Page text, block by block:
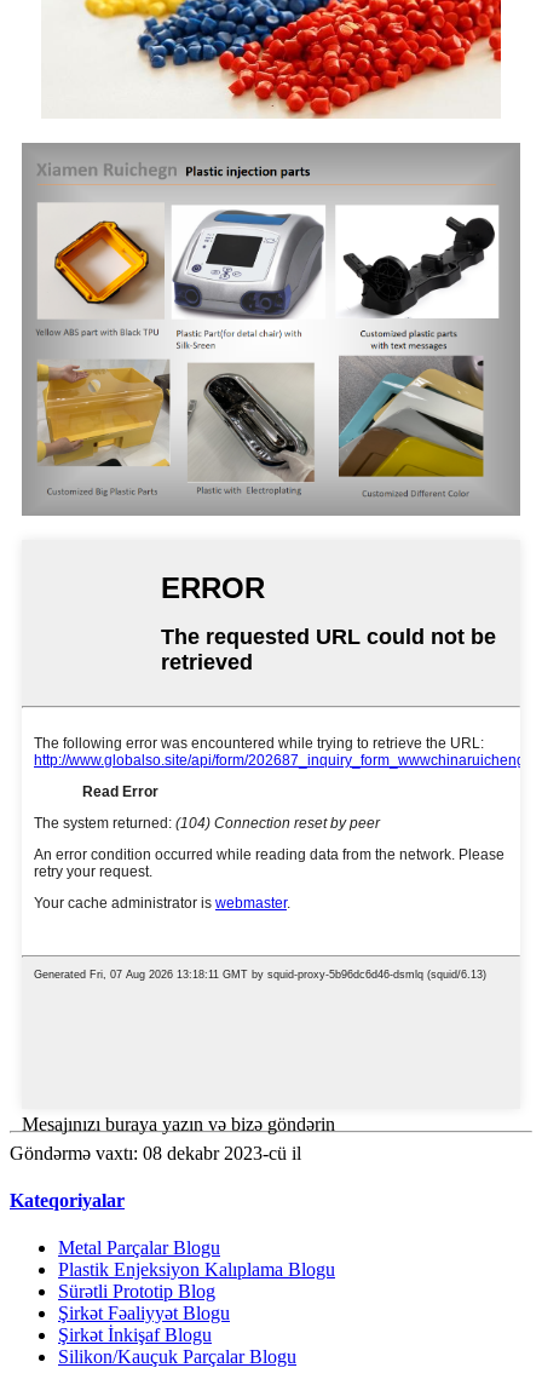
Mesajınızı buraya yazın və bizə göndərin
Göndərmə vaxtı: 08 dekabr 2023-cü il
Kateqoriyalar
Metal Parçalar Blogu
Plastik Enjeksiyon Kalıplama Blogu
Sürətli Prototip Blog
Şirkət Fəaliyyət Blogu
Şirkət İnkişaf Blogu
Silikon/Kauçuk Parçalar Blogu